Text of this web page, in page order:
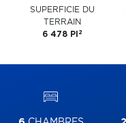
SUPERFICIE DU
TERRAIN
6 478 PI 2